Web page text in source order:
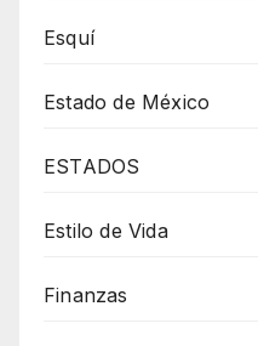
Esquí
Estado de México
ESTADOS
Estilo de Vida
Finanzas